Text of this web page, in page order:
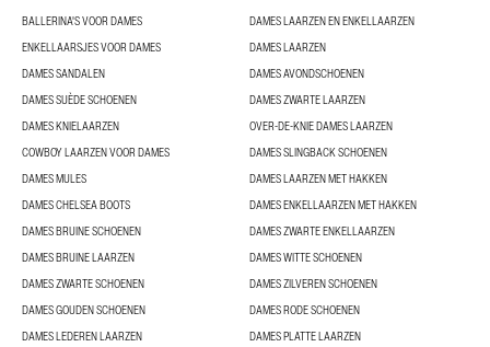
BALLERINA'S VOOR DAMES
DAMES LAARZEN EN ENKELLAARZEN
ENKELLAARSJES VOOR DAMES
DAMES LAARZEN
DAMES SANDALEN
DAMES AVONDSCHOENEN
DAMES SUÈDE SCHOENEN
DAMES ZWARTE LAARZEN
DAMES KNIELAARZEN
OVER-DE-KNIE DAMES LAARZEN
COWBOY LAARZEN VOOR DAMES
DAMES SLINGBACK SCHOENEN
DAMES MULES
DAMES LAARZEN MET HAKKEN
DAMES CHELSEA BOOTS
DAMES ENKELLAARZEN MET HAKKEN
DAMES BRUINE SCHOENEN
DAMES ZWARTE ENKELLAARZEN
DAMES BRUINE LAARZEN
DAMES WITTE SCHOENEN
DAMES ZWARTE SCHOENEN
DAMES ZILVEREN SCHOENEN
DAMES GOUDEN SCHOENEN
DAMES RODE SCHOENEN
DAMES LEDEREN LAARZEN
DAMES PLATTE LAARZEN